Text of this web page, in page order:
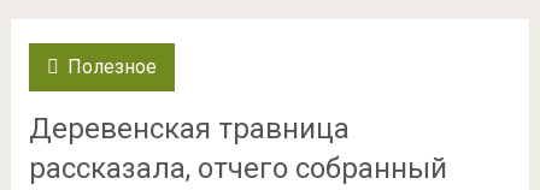
Полезное
Деревенская травница
рассказала, отчего собранный